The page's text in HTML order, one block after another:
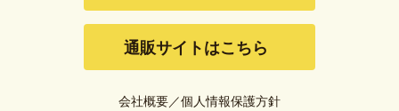
通販サイトはこちら
会社概要／個人情報保護方針